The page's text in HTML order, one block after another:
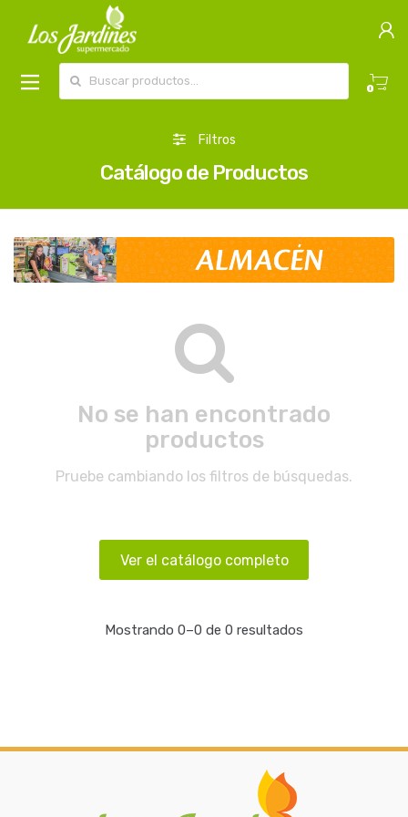
0
Filtros
Catálogo de Productos
No se han encontrado
productos
Pruebe cambiando los filtros de búsquedas.
Ver el catálogo completo
Mostrando 0–0 de 0 resultados